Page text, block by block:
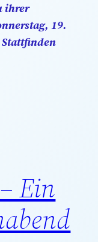
ihrer
19.
Ein